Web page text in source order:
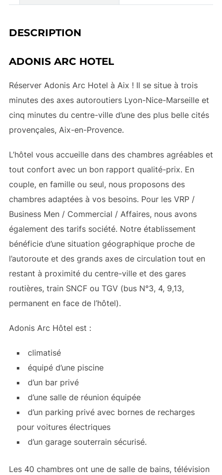
DESCRIPTION
ADONIS ARC HOTEL
Réserver Adonis Arc Hotel à Aix ! Il se situe à trois
minutes des axes autoroutiers Lyon-Nice-Marseille et
cinq minutes du centre-ville d’une des plus belle cités
provençales, Aix-en-Provence.
L’hôtel vous accueille dans des chambres agréables et
tout confort avec un bon rapport qualité-prix. En
couple, en famille ou seul, nous proposons des
chambres adaptées à vos besoins. Pour les VRP /
Business Men / Commercial / Affaires, nous avons
également des tarifs société. Notre établissement
bénéficie d’une situation géographique proche de
l’autoroute et des grands axes de circulation tout en
restant à proximité du centre-ville et des gares
routières, train SNCF ou TGV (bus N°3, 4, 9,13,
permanent en face de l’hôtel).
Adonis Arc Hôtel est :
climatisé
équipé d’une piscine
d’un bar privé
d’une salle de réunion équipée
d’un parking privé avec bornes de recharges
pour voitures électriques
d’un garage souterrain sécurisé.
Les 40 chambres ont une de salle de bains, télévision